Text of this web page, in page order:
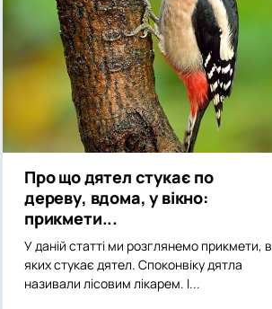
Про що дятел стукає по
дереву, вдома, у вікно:
прикмети...
У даній статті ми розглянемо прикмети, в
яких стукає дятел. Споконвіку дятла
називали лісовим лікарем. І...